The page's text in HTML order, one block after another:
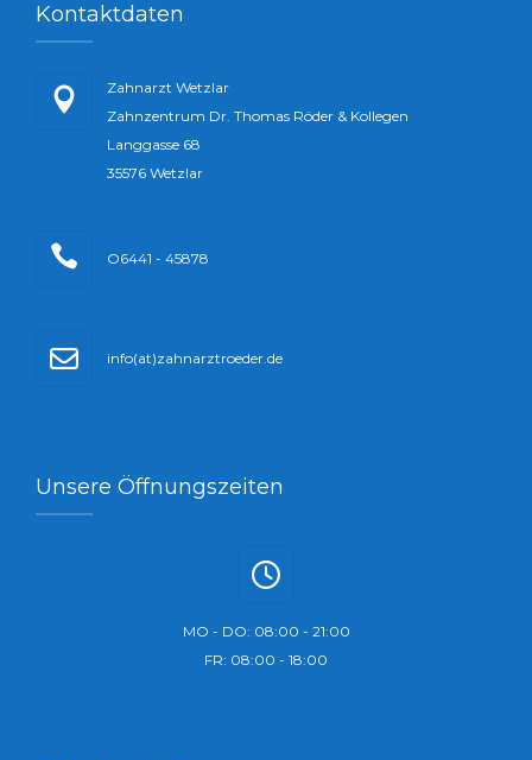
Kontaktdaten
Zahnarzt Wetzlar
Zahnzentrum Dr. Thomas Röder & Kollegen
Langgasse 68
35576 Wetzlar
O6441 - 45878
info(at)zahnarztroeder.de
Unsere Öffnungszeiten
MO - DO: 08:00 - 21:00
FR: 08:00 - 18:00